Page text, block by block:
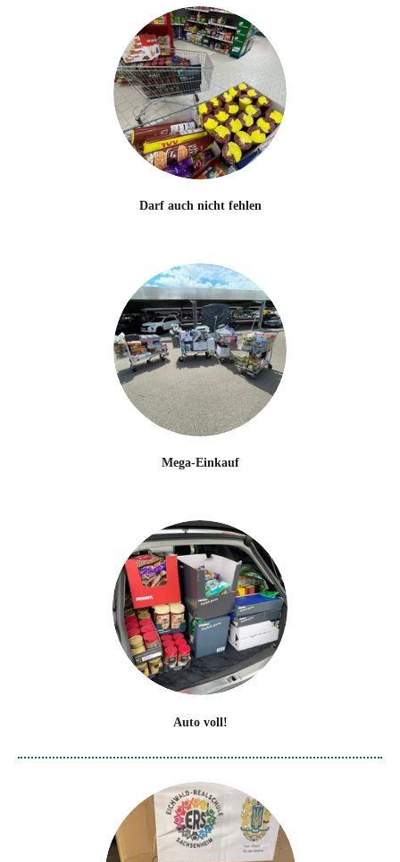
Darf auch nicht fehlen
Mega-Einkauf
Auto voll!